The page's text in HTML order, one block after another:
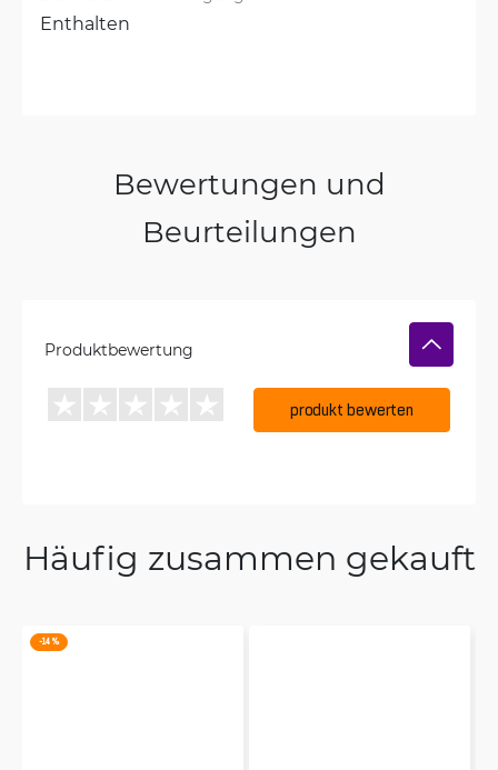
Enthalten
Bewertungen und
Beurteilungen
Produktbewertung
produkt bewerten
Häufig zusammen gekauft
-14 %